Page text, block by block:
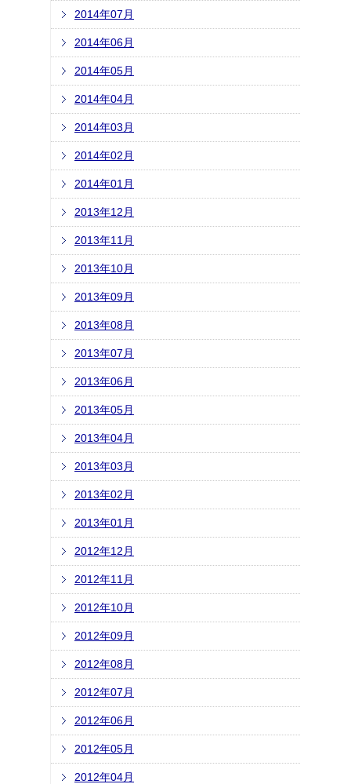
2014年07月
2014年06月
2014年05月
2014年04月
2014年03月
2014年02月
2014年01月
2013年12月
2013年11月
2013年10月
2013年09月
2013年08月
2013年07月
2013年06月
2013年05月
2013年04月
2013年03月
2013年02月
2013年01月
2012年12月
2012年11月
2012年10月
2012年09月
2012年08月
2012年07月
2012年06月
2012年05月
2012年04月